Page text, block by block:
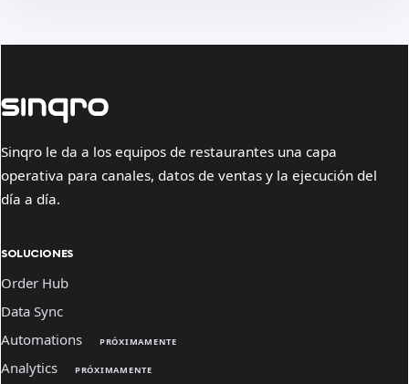
Sinqro le da a los equipos de restaurantes una capa
operativa para canales, datos de ventas y la ejecución del
día a día.
SOLUCIONES
Order Hub
Data Sync
Automations
PRÓXIMAMENTE
Analytics PRÓXIMAMENTE